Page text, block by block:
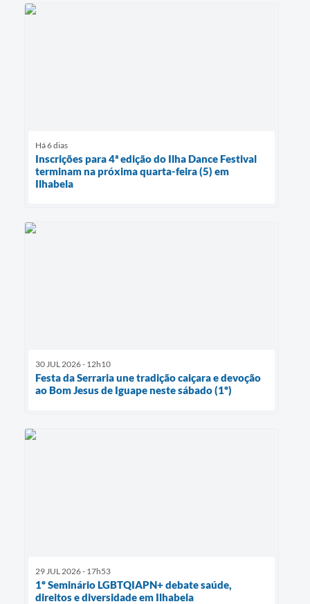
Há 6 dias
Inscrições para 4ª edição do Ilha Dance Festival
terminam na próxima quarta-feira (5) em
Ilhabela
30 JUL 2026 - 12h10
Festa da Serraria une tradição caiçara e devoção
ao Bom Jesus de Iguape neste sábado (1º)
29 JUL 2026 - 17h53
1º Seminário LGBTQIAPN+ debate saúde,
direitos e diversidade em Ilhabela